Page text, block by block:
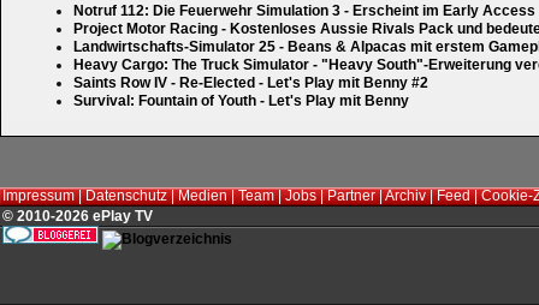
Notruf 112: Die Feuerwehr Simulation 3 - Erscheint im Early Access
Project Motor Racing - Kostenloses Aussie Rivals Pack und
Landwirtschafts-Simulator 25 - Beans & Alpacas mit erstem
Heavy Cargo: The Truck Simulator - "Heavy South"-Erweiterung
Saints Row IV - Re-Elected - Let's Play mit Benny #2
Survival: Fountain of Youth - Let's Play mit Benny
Impressum|Datenschutz|Medien|Team|Jobs|Partner|Archiv|Feed|Cookie-
© 2010-2026 ePlay TV